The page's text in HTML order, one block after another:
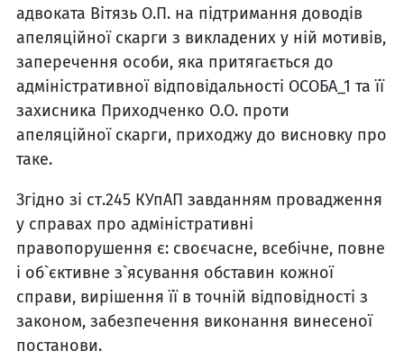
адвоката Вітязь О.П. на підтримання доводів
апеляційної скарги з викладених у ній мотивів,
заперечення особи, яка притягається до
адміністративної відповідальності ОСОБА_1 та її
захисника Приходченко О.О. проти
апеляційної скарги, приходжу до висновку про
таке.
Згідно зі ст.245 КУпАП завданням провадження
у справах про адміністративні
правопорушення є: своєчасне, всебічне, повне
і об`єктивне з`ясування обставин кожної
справи, вирішення її в точній відповідності з
законом, забезпечення виконання винесеної
постанови.